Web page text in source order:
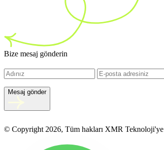
Bize mesaj gönderin
Mesaj gönder
© Copyright 2026, Tüm hakları XMR